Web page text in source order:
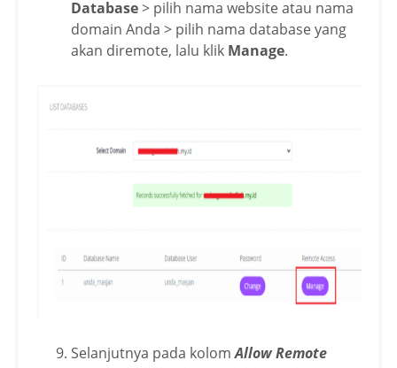
Database> pilih nama website atau nama
domain Anda > pilih nama database yang
akan diremote, lalu klik Manage.
Selanjutnya pada kolomAllow Remote